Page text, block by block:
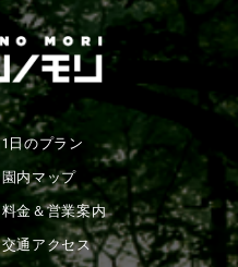
1日のプラン
園内マップ
料金＆営業案内
交通アクセス